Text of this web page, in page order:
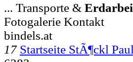
... Transporte &
Fotogalerie Kontakt
bindels.at
17 Startseite StÃ¶ckl